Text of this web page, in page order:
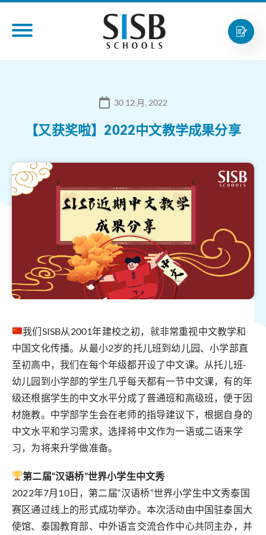
30 12 月, 2022
【又获奖啦】2022中文教学成果分享
我们SISB从2001年建校之初，就非常重视中文教学和
中国文化传播。从最小2岁的托儿班到幼儿园、小学部直
至初高中，我们在每个年级都开设了中文课。从托儿班-
幼儿园到小学部的学生几乎每天都有一节中文课，有的年
级还根据学生的中文水平分成了普通班和高级班，便于因
材施教。中学部学生会在老师的指导建议下，根据自身的
中文水平和学习需求，选择将中文作为一语或二语来学
习，为将来升学做准备。
第二届“汉语桥”世界小学生中文秀
2022年7月10日，第二届“汉语桥”世界小学生中文秀泰国
赛区通过线上的形式成功举办。本次活动由中国驻泰国大
使馆、泰国教育部、中外语言交流合作中心共同主办，并